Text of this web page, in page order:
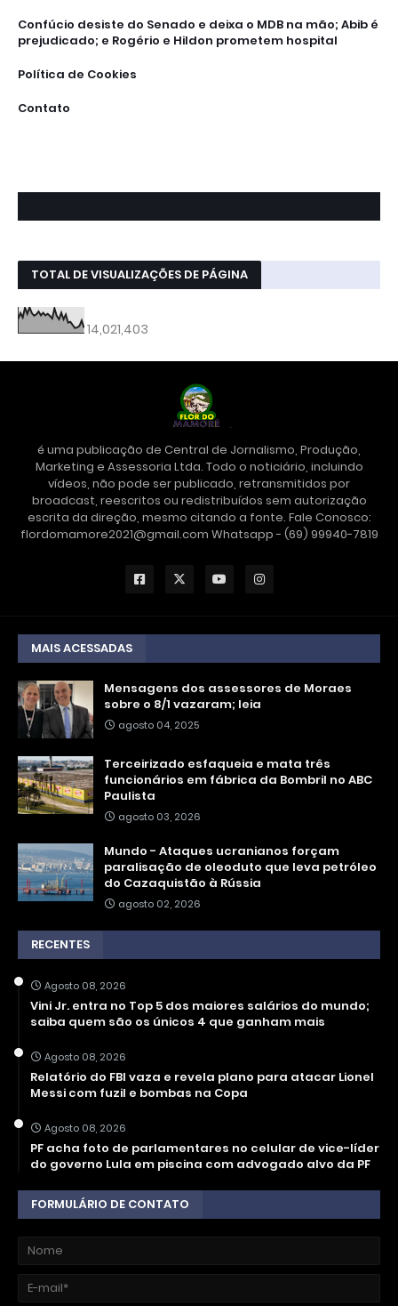
Confúcio desiste do Senado e deixa o MDB na mão; Abib é
prejudicado; e Rogério e Hildon prometem hospital
Política de Cookies
Contato
TOTAL DE VISUALIZAÇÕES DE PÁGINA
14,021,403
é uma publicação de Central de Jornalismo, Produção,
Marketing e Assessoria Ltda. Todo o noticiário, incluindo
vídeos, não pode ser publicado, retransmitidos por
broadcast, reescritos ou redistribuídos sem autorização
escrita da direção, mesmo citando a fonte. Fale Conosco:
flordomamore2021@gmail.com Whatsapp - (69) 99940-7819
MAIS ACESSADAS
Mensagens dos assessores de Moraes
sobre o 8/1 vazaram; leia
agosto 04, 2025
Terceirizado esfaqueia e mata três
funcionários em fábrica da Bombril no ABC
Paulista
agosto 03, 2026
Mundo - Ataques ucranianos forçam
paralisação de oleoduto que leva petróleo
do Cazaquistão à Rússia
agosto 02, 2026
RECENTES
Agosto 08, 2026
Vini Jr. entra no Top 5 dos maiores salários do mundo;
saiba quem são os únicos 4 que ganham mais
Agosto 08, 2026
Relatório do FBI vaza e revela plano para atacar Lionel
Messi com fuzil e bombas na Copa
Agosto 08, 2026
PF acha foto de parlamentares no celular de vice-líder
do governo Lula em piscina com advogado alvo da PF
FORMULÁRIO DE CONTATO